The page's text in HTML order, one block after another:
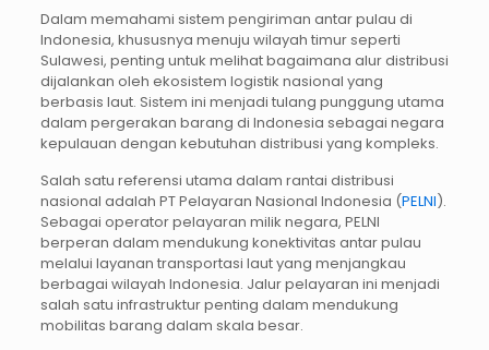
Dalam memahami sistem pengiriman antar pulau di
Indonesia, khususnya menuju wilayah timur seperti
Sulawesi, penting untuk melihat bagaimana alur distribusi
dijalankan oleh ekosistem logistik nasional yang
berbasis laut. Sistem ini menjadi tulang punggung utama
dalam pergerakan barang di Indonesia sebagai negara
kepulauan dengan kebutuhan distribusi yang kompleks.
Salah satu referensi utama dalam rantai distribusi
nasional adalah PT Pelayaran Nasional Indonesia (PELNI).
Sebagai operator pelayaran milik negara, PELNI
berperan dalam mendukung konektivitas antar pulau
melalui layanan transportasi laut yang menjangkau
berbagai wilayah Indonesia. Jalur pelayaran ini menjadi
salah satu infrastruktur penting dalam mendukung
mobilitas barang dalam skala besar.